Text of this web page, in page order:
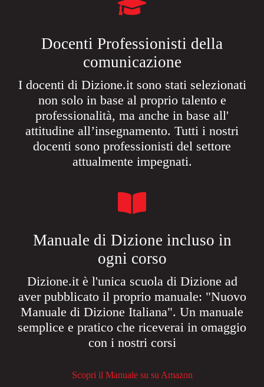
Docenti Professionisti della
comunicazione
I docenti di Dizione.it sono stati selezionati
non solo in base al proprio talento e
professionalità, ma anche in base all'
attitudine all’insegnamento. Tutti i nostri
docenti sono professionisti del settore
attualmente impegnati.
Manuale di Dizione incluso in
ogni corso
Dizione.it è l'unica scuola di Dizione ad
aver pubblicato il proprio manuale: "Nuovo
Manuale di Dizione Italiana". Un manuale
semplice e pratico che riceverai in omaggio
con i nostri corsi
Scopri il Manuale su su Amazon